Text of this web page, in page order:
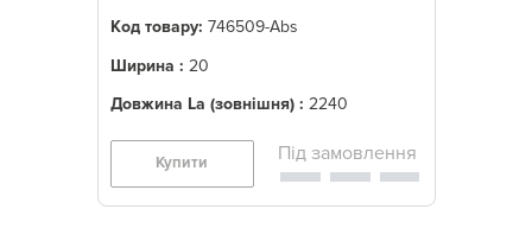
Код товару: 746509-Abs
Ширина : 20
Довжина La (зовнішня) : 2240
Купити